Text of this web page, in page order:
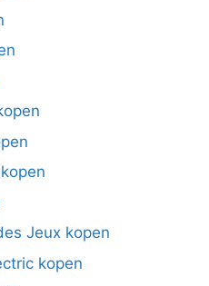
Jeux kopen
kopen